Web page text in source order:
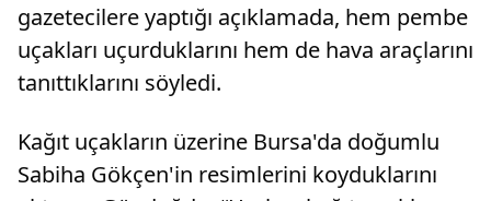
gazetecilere yaptığı açıklamada, hem pembe
uçakları uçurduklarını hem de hava araçlarını
tanıttıklarını söyledi.
Kağıt uçakların üzerine Bursa'da doğumlu
Sabiha Gökçen'in resimlerini koyduklarını